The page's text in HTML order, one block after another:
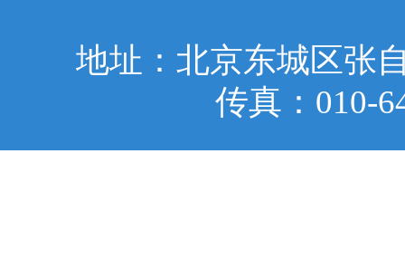
地址：北京东城区张
传真：010-